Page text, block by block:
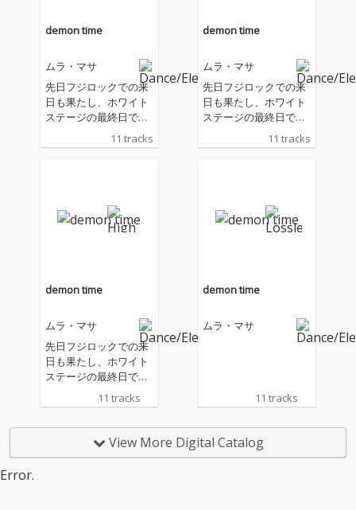
demon time
ムラ・マサ
先日フジロックでの来
日も果たし、ホワイト
ステージの最終日で、
ゲストシンガーのフリ
スやコーシャ (ボンザ
たことも記憶に新し
い、イギリスのプロデ
実を乗り越え、世の中
が自分の楽しみを取り
音楽は必要である」と
いう思いが込められた
本作は、アルバム全体
に一貫したコンセプト
シングルトラックとし
トを聴いているような
内容を目指し制作され
11 tracks
demon time
ムラ・マサ
先日フジロックでの来
日も果たし、ホワイト
ステージの最終日で、
ゲストシンガーのフリ
スやコーシャ (ボンザ
たことも記憶に新し
い、イギリスのプロデ
実を乗り越え、世の中
が自分の楽しみを取り
音楽は必要である」と
いう思いが込められた
シングルトラックとし
トを聴いているような
内容を目指し制作され
11 tracks
demon time
ムラ・マサ
先日フジロックでの来
日も果たし、ホワイト
ステージの最終日で、
ゲストシンガーのフリ
スやコーシャ (ボンザ
パフォーマンスでオー
ディエンスを熱狂させ
11 tracks
demon time
ムラ・マサ
11 tracks
View More Digital Catalog
Error.